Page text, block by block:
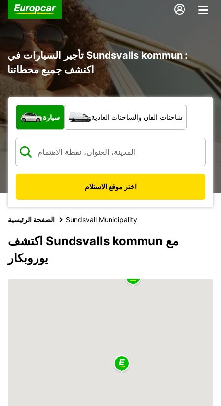
تأجير السيارات في Sundsvalls kommun :
اكتشف جميع محطاتنا
ما نوع المركبة؟
سيارة شاحنات الفان والشاحنات العادية
اختر موقع الاستلام
الصفحة الرئيسية Sundsvall Municipality
اكتشف Sundsvalls kommun مع
يوروبكار